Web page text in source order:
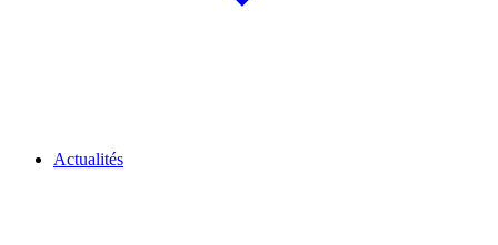
Actualités